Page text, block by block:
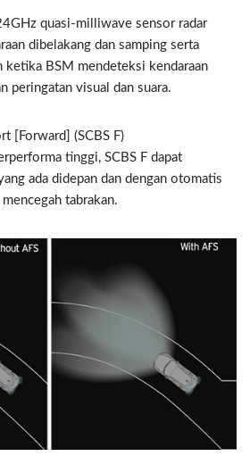
quasi-milliwave sensor radar
dibelakang dan samping serta
ketika BSM mendeteksi kendaraan
peringatan visual dan suara.
[Forward] (SCBS F)
tinggi, SCBS F dapat
ada didepan dan dengan otomatis
tabrakan.